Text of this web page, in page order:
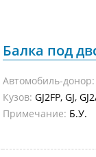
Балка под
Автомобиль-донор:
Кузов: GJ2FP, GJ,
Примечание: Б.У.